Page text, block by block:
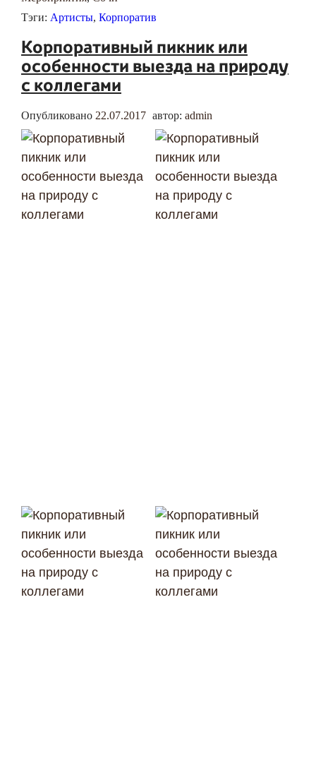
Тэги: Артисты, Корпоратив
Корпоративный пикник или
особенности выезда на природу
с коллегами
Опубликовано 22.07.2017 автор: admin